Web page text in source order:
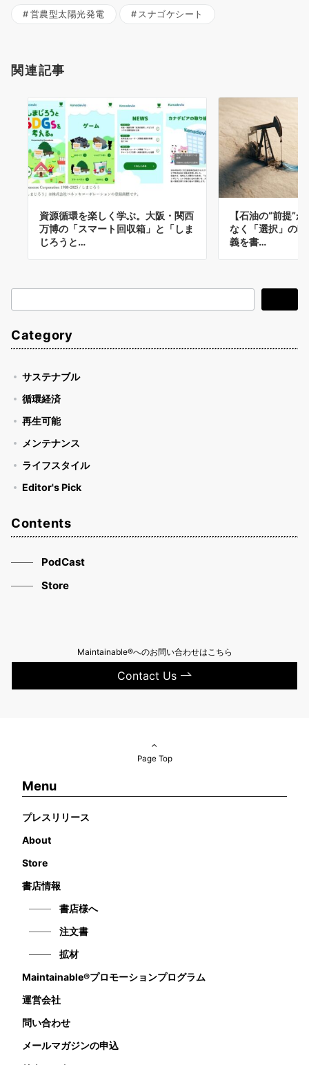
営農型太陽光発電 スナゴケシート
関連記事
資源循環を楽しく学ぶ。大阪・関西
万博の「スマート回収箱」と「しま
じろうと…
【石油の“前提”
なく「選択」の
義を書…
索
Category
サステナブル
循環経済
再生可能
メンテナンス
ライフスタイル
Editor's Pick
Contents
PodCast
Store
Maintainable®へのお問い合わせはこちら
Contact Us
Page Top
Menu
プレスリリース
About
Store
書店情報
書店様へ
注文書
拡材
Maintainable®プロモーションプログラム
運営会社
問い合わせ
メールマガジンの申込